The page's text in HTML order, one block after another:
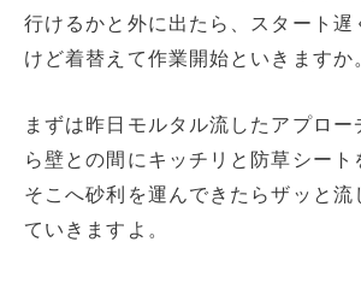
行けるかと外に出たら、スタート遅
けど着替えて作業開始といきますか
まずは昨日モルタル流したアプロー
ら壁との間にキッチリと防草シート
そこへ砂利を運んできたらザッと流
ていきますよ。